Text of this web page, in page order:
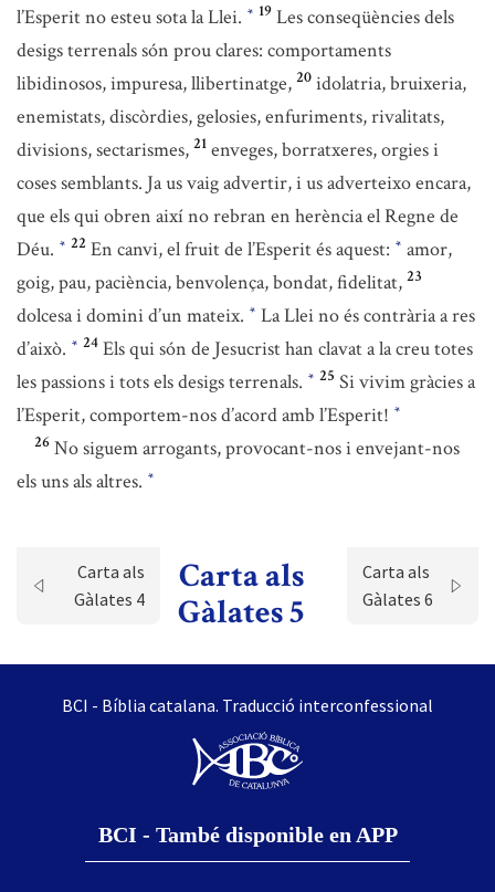
l’Esperit no esteu sota la Llei. * 19 Les conseqüències dels
desigs terrenals són prou clares: comportaments
libidinosos, impuresa, llibertinatge, 20 idolatria, bruixeria,
enemistats, discòrdies, gelosies, enfuriments, rivalitats,
divisions, sectarismes, 21 enveges, borratxeres, orgies i
coses semblants. Ja us vaig advertir, i us adverteixo encara,
que els qui obren així no rebran en herència el Regne de
Déu. * 22 En canvi, el fruit de l’Esperit és aquest: * amor,
goig, pau, paciència, benvolença, bondat, fidelitat, 23
dolcesa i domini d’un mateix. * La Llei no és contrària a res
d’això. * 24 Els qui són de Jesucrist han clavat a la creu totes
les passions i tots els desigs terrenals. * 25 Si vivim gràcies a
l’Esperit, comportem-nos d’acord amb l’Esperit! *
26 No siguem arrogants, provocant-nos i envejant-nos
els uns als altres. *
Carta als
Gàlates 4
Carta als
Gàlates 5
Carta als
Gàlates 6
BCI - Bíblia catalana. Traducció interconfessional
BCI - També disponible en APP